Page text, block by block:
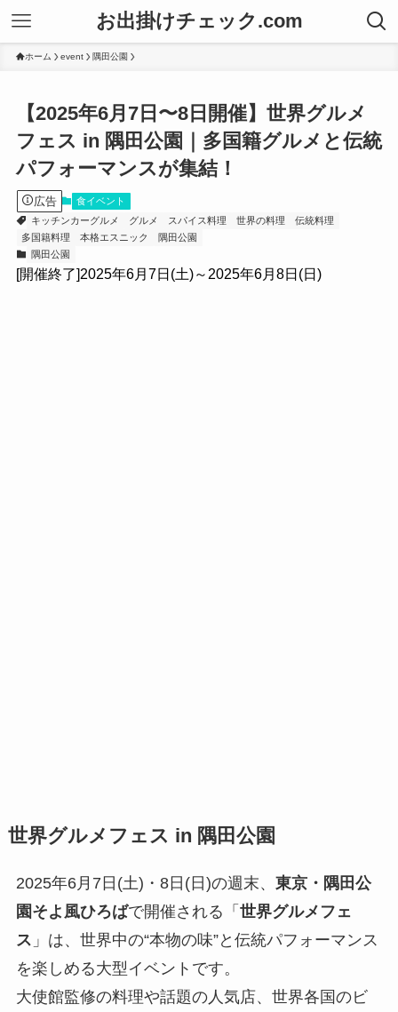
お出掛けチェック.com
ホーム event 隅田公園
【2025年6月7日〜8日開催】世界グルメ
フェス in 隅田公園｜多国籍グルメと伝統
パフォーマンスが集結！
広告
食イベント
キッチンカーグルメ
グルメ スパイス料理 世界の料理
伝統料理
多国籍料理
本格エスニック
隅田公園
隅田公園
[開催終了]2025年6月7日(土)～2025年6月8日(日)
世界グルメフェス in 隅田公園
2025年6月7日(土)・8日(日)の週末、 東京・隅田公
園そよ風ひろばで開催される「 世界グルメフェ
ス 」は、世界中の“本物の味”と伝統パフォーマンス
を楽しめる大型イベントです。
大使館監修の料理や話題の人気店、世界各国のビ